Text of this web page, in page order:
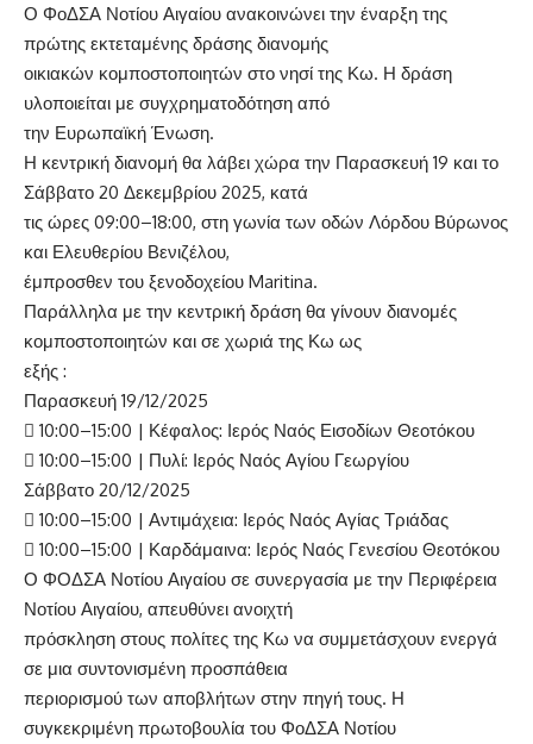
Ο ΦοΔΣΑ Νοτίου Αιγαίου ανακοινώνει την έναρξη της
πρώτης εκτεταμένης δράσης διανομής
οικιακών κομποστοποιητών στο νησί της Κω. Η δράση
υλοποιείται με συγχρηματοδότηση από
την Ευρωπαϊκή Ένωση.
Η κεντρική διανομή θα λάβει χώρα την Παρασκευή 19 και το
Σάββατο 20 Δεκεμβρίου 2025, κατά
τις ώρες 09:00–18:00, στη γωνία των οδών Λόρδου Βύρωνος
και Ελευθερίου Βενιζέλου,
έμπροσθεν του ξενοδοχείου Maritina.
Παράλληλα με την κεντρική δράση θα γίνουν διανομές
κομποστοποιητών και σε χωριά της Κω ως
εξής :
Παρασκευή 19/12/2025
 10:00–15:00 | Κέφαλος: Ιερός Ναός Εισοδίων Θεοτόκου
 10:00–15:00 | Πυλί: Ιερός Ναός Αγίου Γεωργίου
Σάββατο 20/12/2025
 10:00–15:00 | Αντιμάχεια: Ιερός Ναός Αγίας Τριάδας
 10:00–15:00 | Καρδάμαινα: Ιερός Ναός Γενεσίου Θεοτόκου
Ο ΦΟΔΣΑ Νοτίου Αιγαίου σε συνεργασία με την Περιφέρεια
Νοτίου Αιγαίου, απευθύνει ανοιχτή
πρόσκληση στους πολίτες της Κω να συμμετάσχουν ενεργά
σε μια συντονισμένη προσπάθεια
περιορισμού των αποβλήτων στην πηγή τους. Η
συγκεκριμένη πρωτοβουλία του ΦοΔΣΑ Νοτίου